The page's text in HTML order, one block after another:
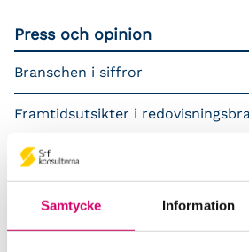
Samtycke Information
Press och opinion
Branschen i siffror
Framtidsutsikter i
Prenumerera på våra nyhetsbrev
Pressrum